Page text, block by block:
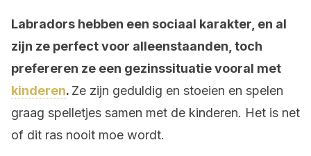
Labradors hebben een sociaal karakter, en al
zijn ze perfect voor alleenstaanden, toch
prefereren ze een gezinssituatie vooral met
kinderen. Ze zijn geduldig en stoeien en spelen
graag spelletjes samen met de kinderen. Het is net
of dit ras nooit moe wordt.